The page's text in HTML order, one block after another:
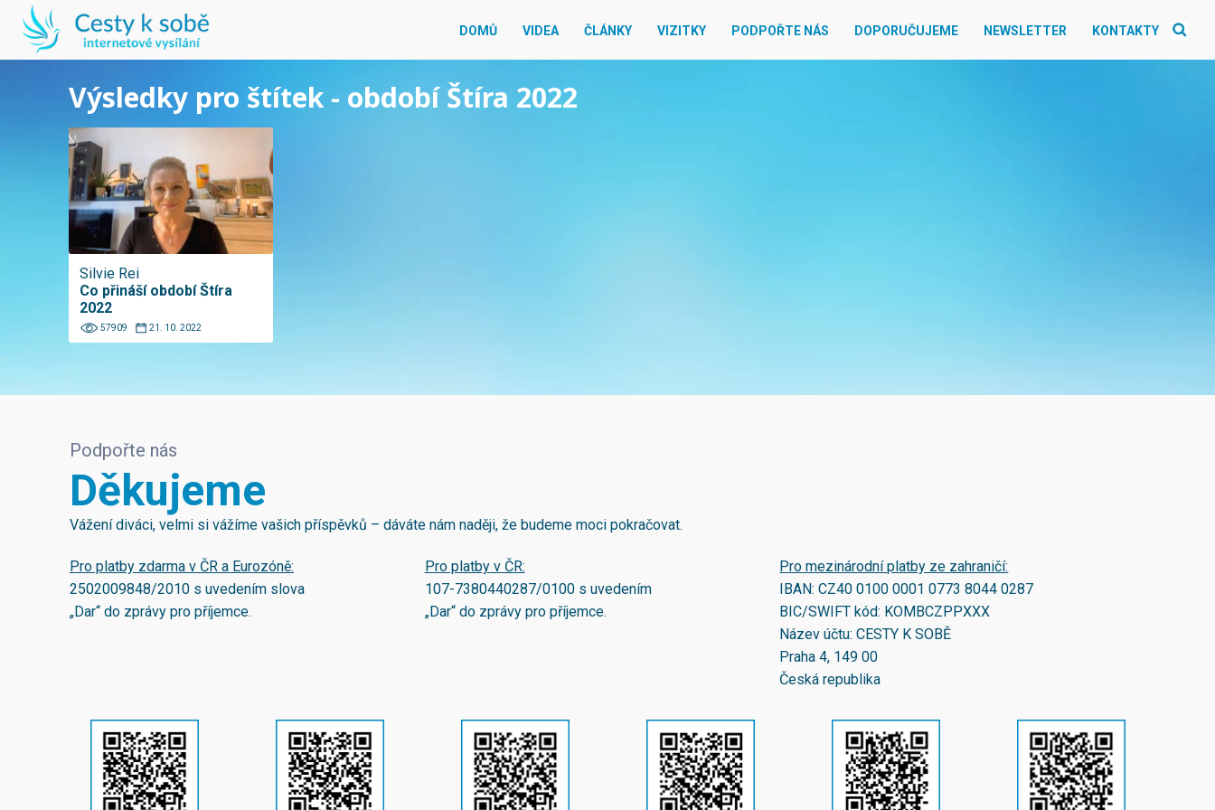
DOMŮ VIDEA ČLÁNKY VIZITKY PODPOŘTE NÁS DOPORUČUJEME NEWSLETTER KONTAKTY
Výsledky pro štítek - období Štíra 2022
Silvie Rei
Co přináší období Štíra
2022
57909 21. 10. 2022
Podpořte nás
Děkujeme
Vážení diváci, velmi si vážíme vašich příspěvků – dáváte nám naději, že budeme moci pokračovat.
Pro platby zdarma v ČR a Eurozóně:
2502009848/2010 s uvedením slova
„Dar“ do zprávy pro příjemce.
Pro platby v ČR:
107-7380440287/0100s uvedením
„Dar“ do zprávy pro příjemce.
Pro mezinárodní platby ze zahraničí:
IBAN:CZ40 0100 0001 0773 8044 0287
BIC/SWIFT kód: KOMBCZPPXXX
Název účtu: CESTY K SOBĚ
Praha 4, 149 00
Česká republika